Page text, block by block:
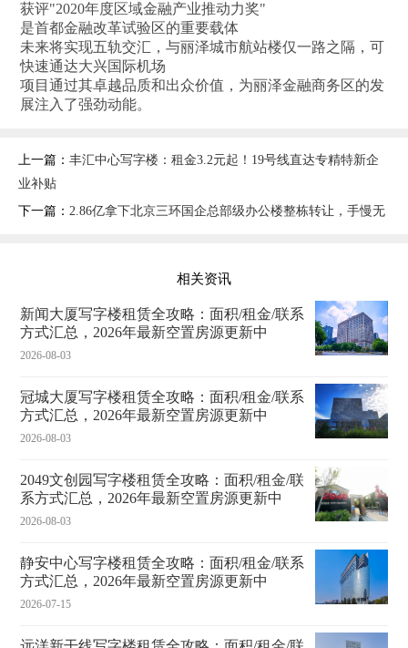
获评"2020年度区域金融产业推动力奖"
是首都金融改革试验区的重要载体
未来将实现五轨交汇，与丽泽城市航站楼仅一路之隔，可
快速通达大兴国际机场‌
项目通过其卓越品质和出众价值，为丽泽金融商务区的发
展注入了强劲动能‌。
上一篇： 丰汇中心写字楼：租金3.2元起！19号线直达专精特新企
业补贴
下一篇： 2.86亿拿下北京三环国企总部级办公楼整栋转让，手慢无
相关资讯
新闻大厦写字楼租赁全攻略：面积/租金/联系
方式汇总，2026年最新空置房源更新中
2026-08-03
冠城大厦写字楼租赁全攻略：面积/租金/联系
方式汇总，2026年最新空置房源更新中
2026-08-03
2049文创园写字楼租赁全攻略：面积/租金/联
系方式汇总，2026年最新空置房源更新中
2026-08-03
静安中心写字楼租赁全攻略：面积/租金/联系
方式汇总，2026年最新空置房源更新中
2026-07-15